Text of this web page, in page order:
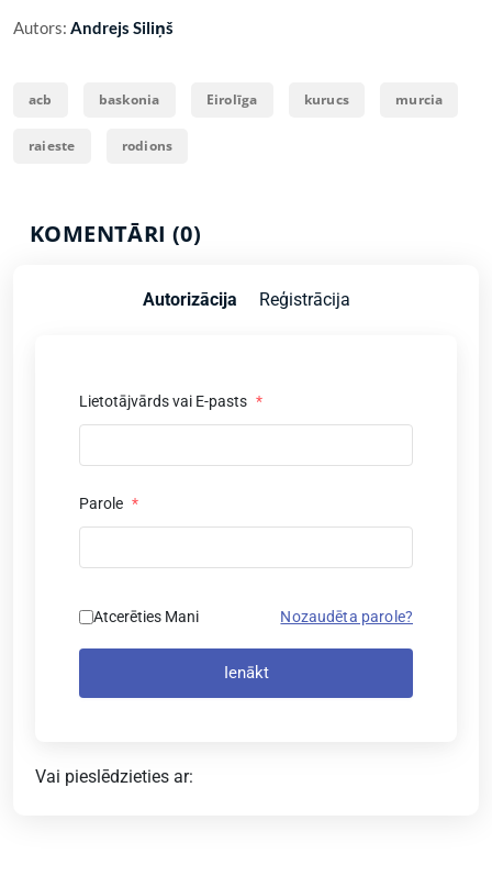
Autors: Andrejs Siliņš
acb baskonia Eirolīga kurucs murcia
raieste rodions
KOMENTĀRI (0)
Autorizācija Reģistrācija
Lietotājvārds vai E-pasts *
Parole *
Atcerēties Mani Nozaudēta parole?
Ienākt
Vai pieslēdzieties ar: